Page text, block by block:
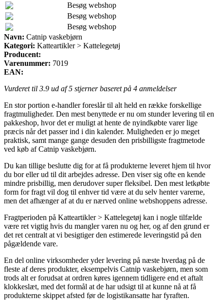
Besøg webshop
Besøg webshop
Besøg webshop
Navn: Catnip vaskebjørn
Kategori: Katteartikler > Kattelegetøj
Producent:
Varenummer: 7019
EAN:
Vurderet til 3.9 ud af 5 stjerner baseret på 4 anmeldelser
En stor portion e-handler foreslår til alt held en række forskellige
fragtmuligheder. Den mest benyttede er nu om stunder levering til en
pakkeshop, hvor det er muligt at hente de nyindkøbte varer lige
præcis når det passer ind i din kalender. Muligheden er jo meget
praktisk, samt mange gange desuden den prisbilligste fragtmetode
ved køb af Catnip vaskebjørn.
Du kan tillige beslutte dig for at få produkterne leveret hjem til hvor
du bor eller ud til dit arbejdes adresse. Den viser sig ofte en kende
mindre prisbillig, men derudover super fleksibel. Den mest letkøbte
form for fragt vil dog til enhver tid være at du selv henter varerne,
men det afhænger af at du er nærved online webshoppens adresse.
Fragtperioden på Katteartikler > Kattelegetøj kan i nogle tilfælde
være ret vigtig hvis du mangler varen nu og her, og af den grund er
det ret centralt at vi besigtiger den estimerede leveringstid på den
pågældende vare.
En del online virksomheder yder levering på næste hverdag på de
fleste af deres produkter, eksempelvis Catnip vaskebjørn, men som
trods alt er forudsat at ordren køres igennem tidligere end et aftalt
klokkeslæt, med det formål at de har udsigt til at kunne nå at få
produkterne skippet afsted før de logistikansatte har fyraften.